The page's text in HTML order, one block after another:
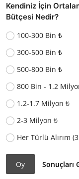
Kendiniz İçin
Bütçesi Nedir?
100-300 Bin ₺
300-500 Bin ₺
500-800 Bin ₺
800 Bin - 1.2
1.2-1.7 Milyon ₺
2-3 Milyon ₺
Her Türlü Alırım
Oy Sonuçları